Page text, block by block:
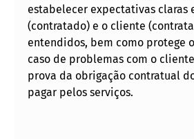
estabelecer expectativas claras
(contratado) e o cliente
entendidos, bem como protege
caso de problemas com o
prova da obrigação contratual
pagar pelos serviços.